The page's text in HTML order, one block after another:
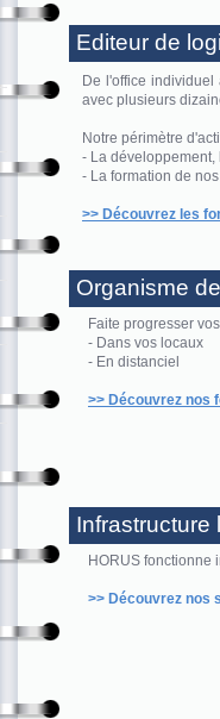
Editeur de
De l'office
avec plusieurs
Notre périmètre
- La
- La formation de
>> Découvrez les
Organisme
Faite progresser
- Dans vos locaux
- En distanciel
>> Découvrez nos
Infrastructure
HORUS fonctionne
>> Découvrez nos